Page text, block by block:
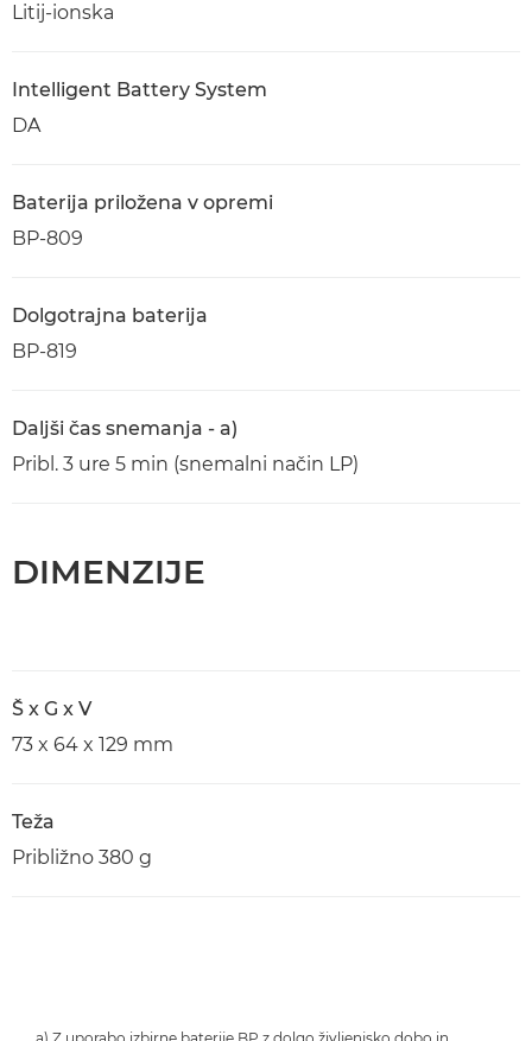
Litij-ionska
Intelligent Battery System
DA
Baterija priložena v opremi
BP-809
Dolgotrajna baterija
BP-819
Daljši čas snemanja - a)
Pribl. 3 ure 5 min (snemalni način LP)
DIMENZIJE
Š x G x V
73 x 64 x 129 mm
Teža
Približno 380 g